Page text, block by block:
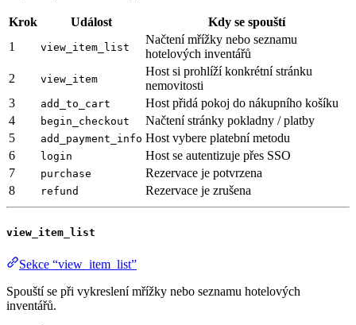
Krok Událost
Kdy se spouští
1
view_item_list
Načtení mřížky nebo seznamu
hotelových inventářů
2
view_item
Host si prohlíží konkrétní stránku
nemovitosti
3
add_to_cart
Host přidá pokoj do nákupního košíku
4
begin_checkout
Načtení stránky pokladny / platby
5
add_payment_info Host vybere platební metodu
6
login
Host se autentizuje přes SSO
7
purchase
Rezervace je potvrzena
8
refund Rezervace je zrušena
view_item_list
Sekce “view_item_list”
Spouští se při vykreslení mřížky nebo seznamu hotelových
inventářů.